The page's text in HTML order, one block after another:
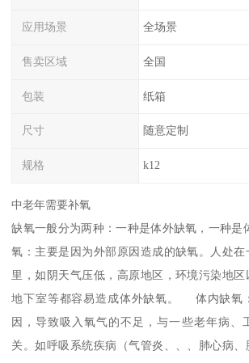
应用场景 全场景
售卖区域 全国
包装 纸箱
尺寸 随意定制
规格 k12
中老年需要补氧
缺氧一般分为两种：一种是体外缺氧，一种
氧：主要是因为外部原因造成的缺氧。人处
里，如阴天气压低，高原地区，环境污染地区
地下室等都容易造成体外缺氧。 体内缺氧
因，导致吸入氧气的不足，与一些老年病、
关。如呼吸系统疾病（气管炎、、、肺心病